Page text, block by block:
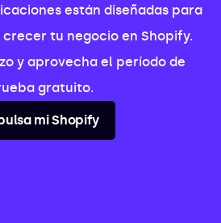
están diseñadas para
tu negocio en Shopify.
y aprovecha el período de
gratuito.
mi Shopify